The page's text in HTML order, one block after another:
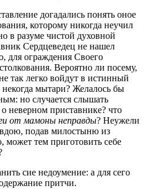
догадались понять оное
которому никогда неучил
в разуме чистой духовной
Сердцеведец не нашел
для ограждения Своего
Вероятно ли посему,
так легко войдут в истинный
мытари? Желалось бы
но случается слышать
неверном приставнике? что
от мамоны неправды? Неужели
подав милостыню из
может тем приготовить себе
cиe недоумение: а для сего
притчи.